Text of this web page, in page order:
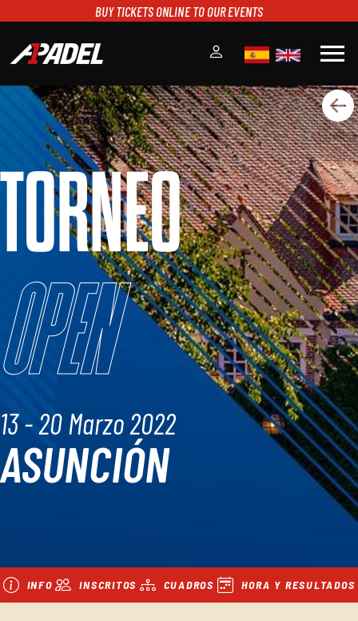
BUY TICKETS ONLINE TO OUR EVENTS
menu
A1PADEL
RANKING
CALENDARIO
TORNEOS
NOTICIAS
MULTIMEDIA
SCOREBOARD
STREAMING
TORNEO
Open
13 - 20 Marzo 2022
ASUNCIÓN
INFO INSCRITOS CUADROS HORA Y RESULTADOS